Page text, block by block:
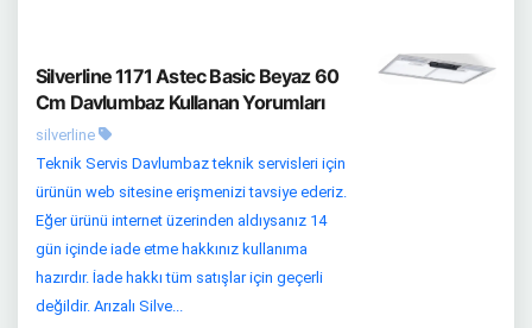
Silverline 1171 Astec Basic Beyaz 60
Cm Davlumbaz Kullanan Yorumları
silverline
Teknik Servis Davlumbaz teknik servisleri için
ürünün web sitesine erişmenizi tavsiye ederiz.
Eğer ürünü internet üzerinden aldıysanız 14
gün içinde iade etme hakkınız kullanıma
hazırdır. İade hakkı tüm satışlar için geçerli
değildir. Arızalı Silve...